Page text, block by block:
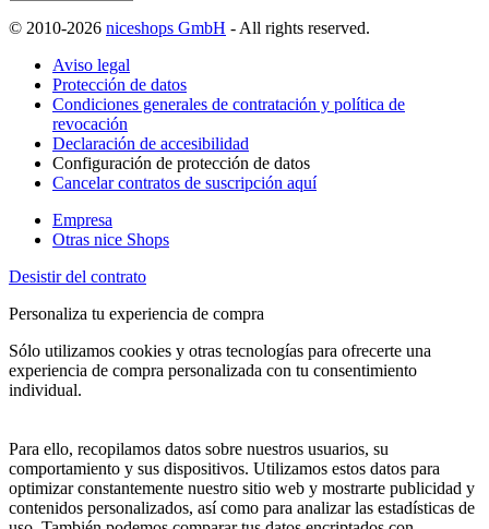
© 2010-2026 niceshops GmbH - All rights reserved.
Aviso legal
Protección de datos
Condiciones generales de contratación y política de
revocación
Declaración de accesibilidad
Configuración de protección de datos
Cancelar contratos de suscripción aquí
Empresa
Otras nice Shops
Desistir del contrato
Personaliza tu experiencia de compra
Sólo utilizamos cookies y otras tecnologías para ofrecerte una
experiencia de compra personalizada con tu consentimiento
individual.
Para ello, recopilamos datos sobre nuestros usuarios, su
comportamiento y sus dispositivos. Utilizamos estos datos para
optimizar constantemente nuestro sitio web y mostrarte publicidad y
contenidos personalizados, así como para analizar las estadísticas de